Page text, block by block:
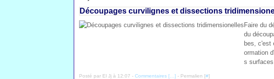
Découpages curvilignes et dissections
Faire du
du
bes, c'est
ormation
s
Posté par El Jj à 12:07 - Commentaires [ ] - Permalien [#]